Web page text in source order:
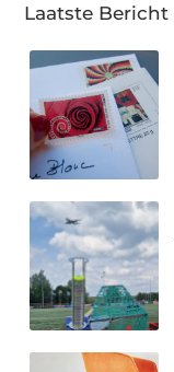
Laatste Bericht